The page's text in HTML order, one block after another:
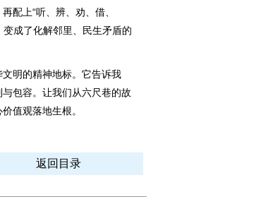
配上“听、辨、劝、借、
变成了化解邻里、民生矛盾的
明的精神地标。它告诉我
包容。让我们从六尺巷的故
值观落地生根。
返回目录